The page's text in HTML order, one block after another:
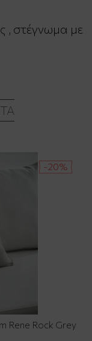
, στέγνωμα με
-20%
Rene Rock Grey